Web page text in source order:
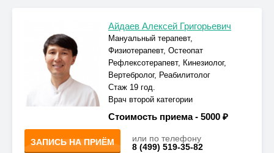
Айдаев Алексей Григорьевич
Мануальный терапевт,
Физиотерапевт, Остеопат
Рефлексотерапевт, Кинезиолог,
Вертебролог, Реабилитолог
Стаж 19 год.
Врач второй категории
Стоимость приема - 5000 ₽
ЗАПИСЬ НА ПРИЁМ
или по телефону
8 (499) 519-35-82